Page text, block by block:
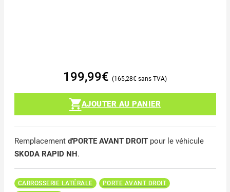
199,99€ 165,28€
AJOUTER AU PANIER
Remplacement d'PORTE AVANT DROITpour le véhicule
SKODA RAPID NH .
CARROSSERIE LATÉRALE
PORTE AVANT DROIT